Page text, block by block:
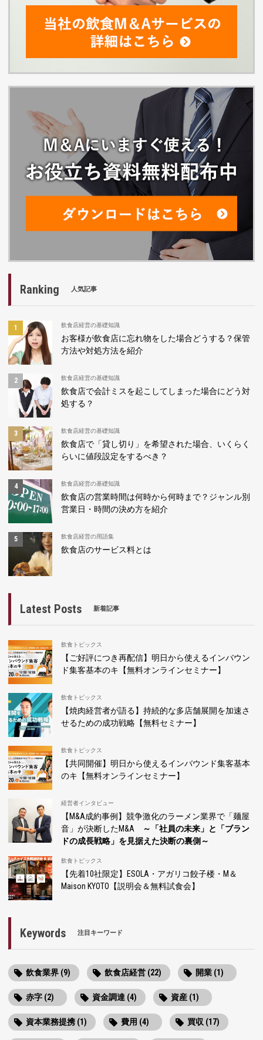
Ranking 人気記事
飲食店経営の基礎知識
お客様が飲食店に忘れ物をした場合どうする？保管
方法や対処方法を紹介
飲食店経営の基礎知識
飲食店で会計ミスを起こしてしまった場合にどう対
処する？
飲食店経営の基礎知識
飲食店で「貸し切り」を希望された場合、いくらく
らいに値段設定をするべき？
飲食店経営の基礎知識
飲食店の営業時間は何時から何時まで？ジャンル別
営業日・時間の決め方を紹介
飲食店経営の用語集
飲食店のサービス料とは
Latest Posts 新着記事
飲食トピックス
【ご好評につき再配信】明日から使えるインバウン
ド集客基本のキ【無料オンラインセミナー】
飲食トピックス
【焼肉経営者が語る】持続的な多店舗展開を加速さ
せるための成功戦略【無料セミナー】
飲食トピックス
【共同開催】明日から使えるインバウンド集客基本
のキ【無料オンラインセミナー】
経営者インタビュー
【M&A成約事例】競争激化のラーメン業界で「麺屋
音」が決断したM&A
～「社員の未来」と「ブラン
ドの成長戦略」を見据えた決断の裏側～
飲食トピックス
【先着10社限定】ESOLA・アガリコ餃子楼・M＆
Maison KYOTO【説明会＆無料試食会】
Keywords 注目キーワード
飲食業界 (9) 飲食店経営 (22) 開業 (1)
赤字 (2) 資金調達 (4) 資産 (1)
資本業務提携 (1) 費用 (4) 買収 (17)